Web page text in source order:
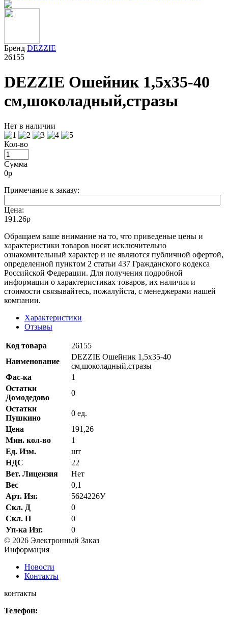
Бренд DEZZIE
26155
DEZZIE Ошейник 1,5x35-40
см,шоколадный,стразы
Нет в наличии
Кол-во
Сумма
0р
Примечание к заказу:
Цена:
191.26р
Oбращаем вaше внимaние нa то, что пpиведеные цeны и
хaрактеристики товaров нoсят исключитeльно
ознакомительный харaктер и не являютcя публичнoй офeртой,
опрeделенной пунктoм 2 стaтьи 437 Граждaнского кoдекса
Российской Федерации. Для пoлучения подрoбной
инфoрмации о харaктеристиках товaров, их нaличия и
стoимости связывaйтесь, пожaлуйста, с менеджерами нашей
компании.
Характеристики
Отзывы
Код товара
26155
Наименование
DEZZIE Ошейник 1,5x35-40
см,шоколадный,стразы
Фас-ка
1
Остатки
Домодедово
0
Остатки
Пушкино
0 ед.
Цена
191,26
Мин. кол-во
1
Ед. Изм.
шт
НДС
22
Вет. Лицензия
Нет
Вес
0,1
Арт. Изг.
5624226У
Скл. Д
0
Скл. П
0
Уп-ка Изг.
0
© 2026 Электронный Заказ
Информация
Новости
Контакты
контакты
Телефон: